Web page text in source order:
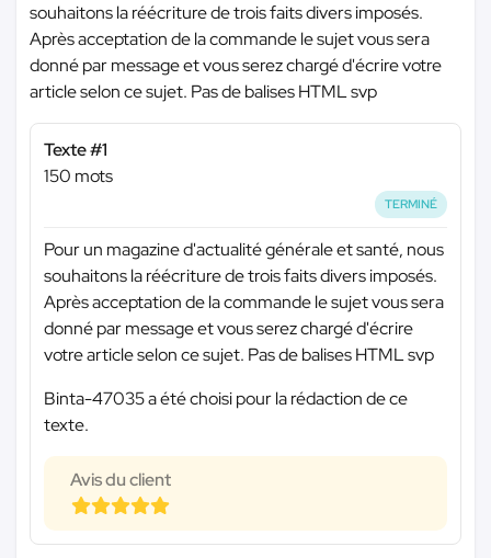
souhaitons la réécriture de trois faits divers imposés.
Après acceptation de la commande le sujet vous sera
donné par message et vous serez chargé d'écrire votre
article selon ce sujet. Pas de balises HTML svp
Texte #1
150 mots
TERMINÉ
Pour un magazine d'actualité générale et santé, nous
souhaitons la réécriture de trois faits divers imposés.
Après acceptation de la commande le sujet vous sera
donné par message et vous serez chargé d'écrire
votre article selon ce sujet. Pas de balises HTML svp
Binta-47035 a été choisi pour la rédaction de ce
texte.
Avis du client